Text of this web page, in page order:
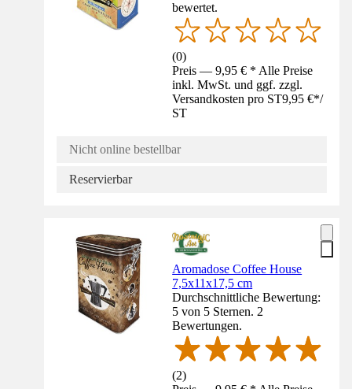
bewertet.
(0)
Preis — 9,95 € * Alle Preise
inkl. MwSt. und ggf. zzgl.
Versandkosten pro ST9,95 €*/
ST
Nicht online bestellbar
Reservierbar
Aromadose Coffee House
7,5x11x17,5 cm
Durchschnittliche Bewertung:
5 von 5 Sternen. 2
Bewertungen.
(2)